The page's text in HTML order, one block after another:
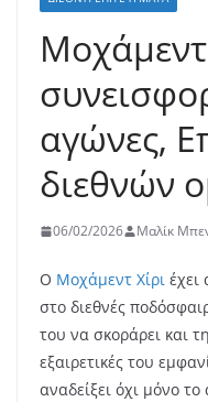
Μοχάμεντ
αγώνες,
διεθνών
06/02/2026 Μαλίκ
Ο Μοχάμεντ Χίρι έχει
στο διεθνές
του να σκοράρει και
εξαιρετικές του
αναδείξει όχι μόνο